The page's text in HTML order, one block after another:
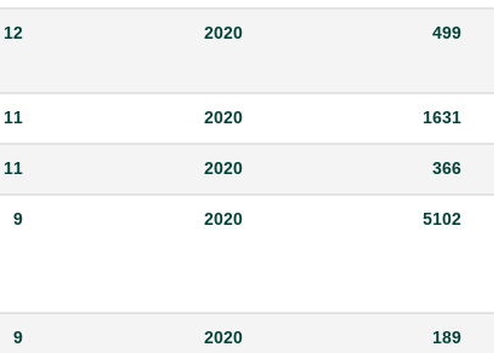
499
2020
12
1631
2020
11
366
2020
11
5102
2020
9
189
2020
9